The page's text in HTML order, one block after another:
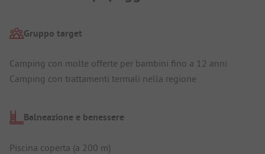
Gruppo target
Camping con molte offerte per bambini fino a 12 anni
Camping con trattamenti termali nella regione
Balneazione e benessere
Piscina coperta (a 200 m)